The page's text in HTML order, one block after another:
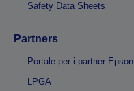
Safety Data Sheets
Partners
Portale per i partner Epson
LPGA